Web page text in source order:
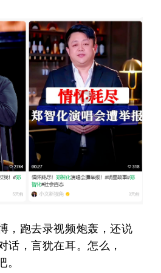
，跑去录视频炮轰，还说
话，言犹在耳。怎么，